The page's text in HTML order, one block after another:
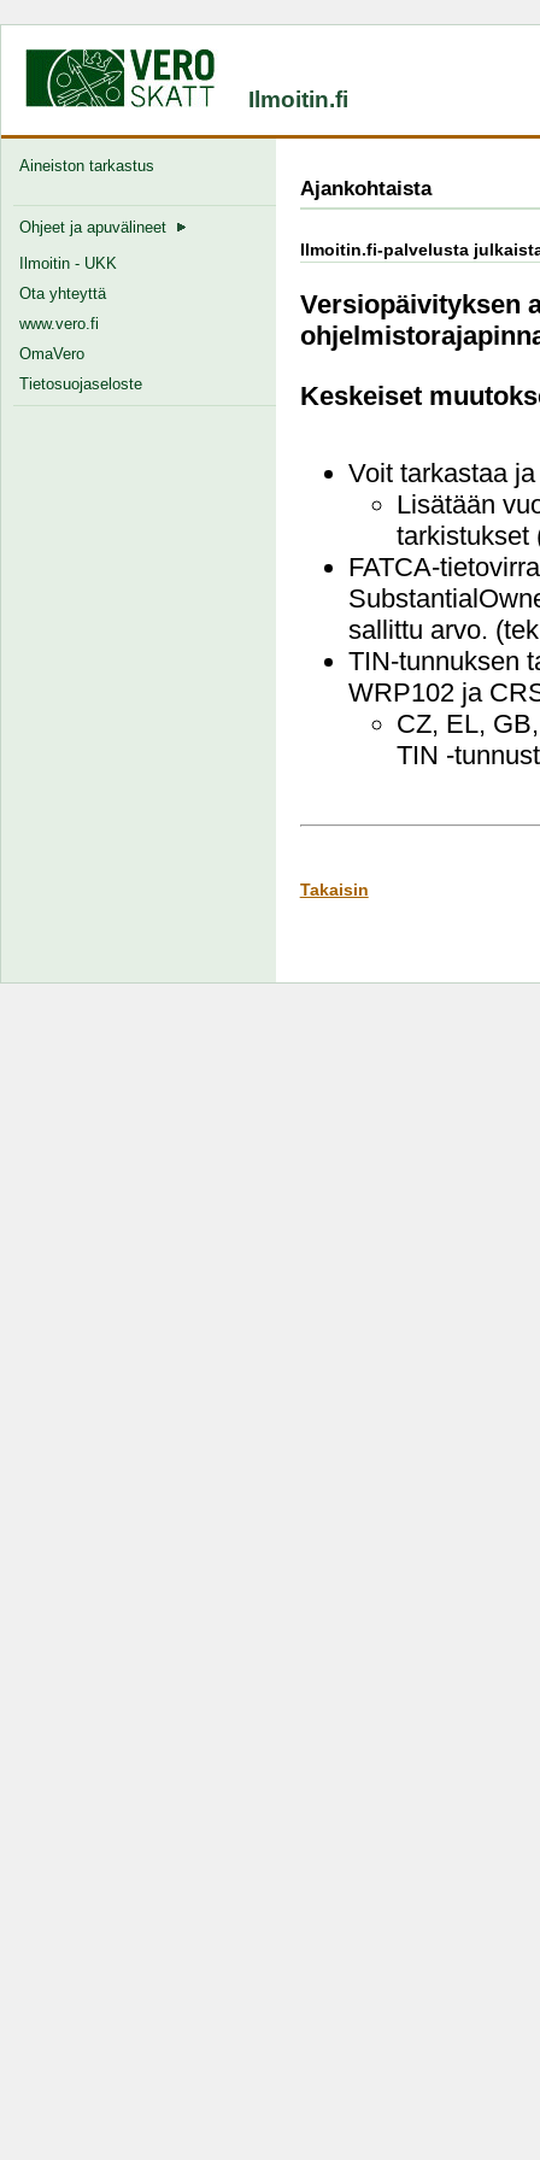
Ilmoitin.fi
Aineiston tarkastus
Ohjeet ja apuvälineet
Ilmoitin - UKK
Ota yhteyttä
www.vero.fi
OmaVero
Tietosuojaseloste
Ajankohtaista
Ilmoitin.fi-palvelusta
Versiopäivityksen
Keskeiset
Voit tarkastaa
Lisätään
tarkistukset
FATCA-
sallittu arvo.
TIN-tunnuksen
WRP102 ja
CZ, EL,
TIN -
Takaisin